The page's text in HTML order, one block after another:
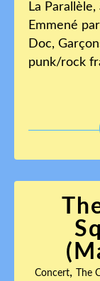
La
Emmené
Doc,
punk/rock
Concert, The